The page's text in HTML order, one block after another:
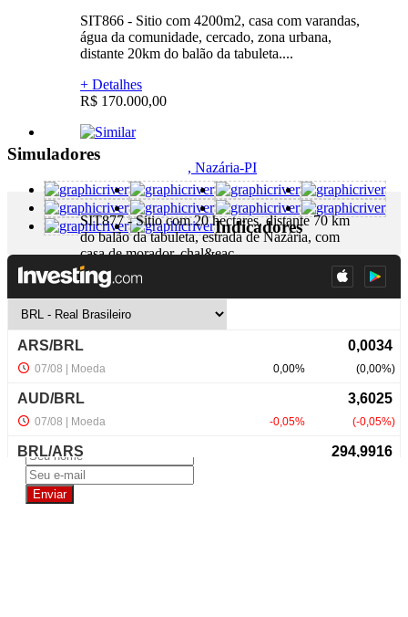
SIT866 - Sitio com 4200m2, casa com varandas,
água da comunidade, cercado, zona urbana,
distante 20km do balão da tabuleta....
+ Detalhes
R$ 170.000,00
, Nazária-PI
SIT877 - Sitio com 20 hectares, distante 70 km
do balão da tabuleta, estrada de Nazária, com
casa de morador, chal&eac...
+ Detalhes
R$ 475.000,00
Simuladores
Indicadores
NewsLetter